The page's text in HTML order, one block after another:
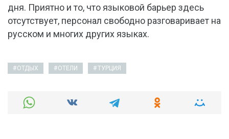
дня. Приятно и то, что языковой барьер здесь
отсутствует, персонал свободно разговаривает на
русском и многих других языках.
ОТДЫХ ОТЕЛИ ТУРЦИЯ